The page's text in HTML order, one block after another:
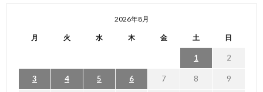
2026年8月
月 火 水 木 金 土 日
1 2
3 4 5 6 7 8 9